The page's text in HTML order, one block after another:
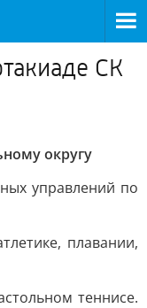
СК
округу
управлений по
плавании,
теннисе.